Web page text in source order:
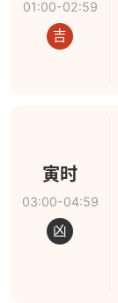
01:00-02:59
吉
寅时
03:00-04:59
凶